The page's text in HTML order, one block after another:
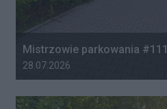
Mistrzowie parkowania #111
Data dodania galerii:
28.07.2026